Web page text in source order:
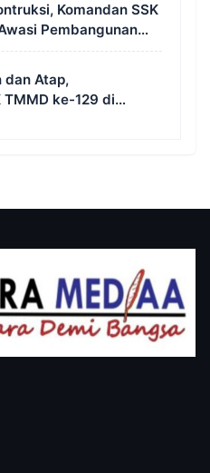
Komandan SSK
Pembangunan
dan Atap,
TMMD ke-129 di